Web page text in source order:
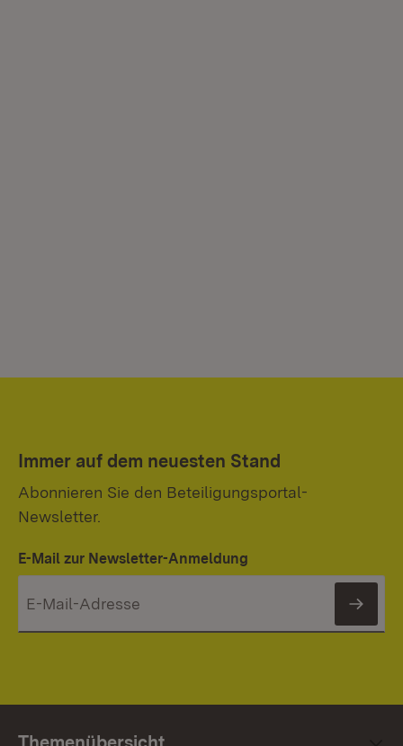
Immer auf dem neuesten Stand
Abonnieren Sie den Beteiligungsportal-
Newsletter.
E-Mail zur Newsletter-Anmeldung